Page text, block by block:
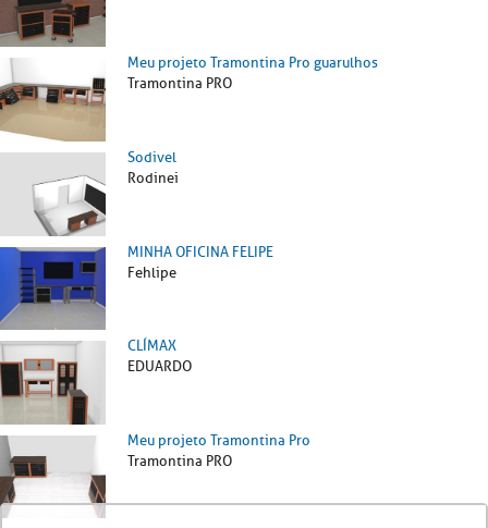
Meu projeto Tramontina Pro guarulhos
Tramontina PRO
Sodivel
Rodinei
MINHA OFICINA FELIPE
Fehlipe
CLÍMAX
EDUARDO
Meu projeto Tramontina Pro
Tramontina PRO